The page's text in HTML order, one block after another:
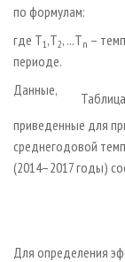
по формулам:
где Т1 ,Т2, ...Тn –
периоде.
Данные,
приведенные для
среднегодовой
(2014–2017 годы)
Для определения